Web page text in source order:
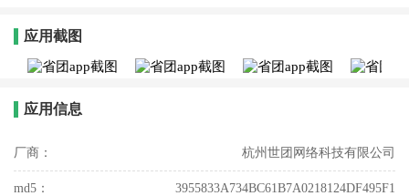
应用截图
应用信息
厂商： 杭州世团网络科技有限公司
md5： 3955833A734BC61B7A0218124DF495F1